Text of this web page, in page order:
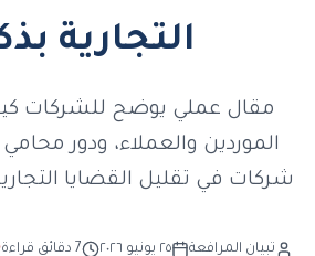
التجارية
مقال عملي يوضح للشركات
الموردين والعملاء، ودور
شركات في تقليل القضايا
تبيان المرافعة ٢٥ يونيو ٢٠٢٦ 7 دقائق قراءة